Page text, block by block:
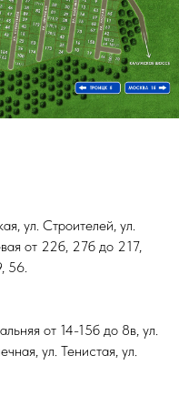
ул. Строителей, ул.
от 22б, 27б до 217,
56.
от 14-15б до 8в, ул.
ул. Тенистая, ул.